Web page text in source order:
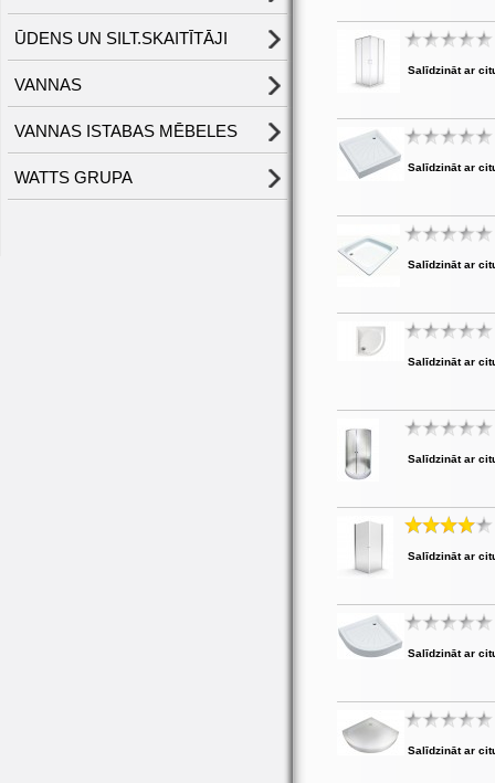
ŪDENS UN SILT.SKAITĪTĀJI
VANNAS
VANNAS ISTABAS MĒBELES
WATTS GRUPA
Salīdzināt ar
Salīdzināt ar
Salīdzināt ar
Salīdzināt ar
Salīdzināt ar
Salīdzināt ar
Salīdzināt ar
Salīdzināt ar